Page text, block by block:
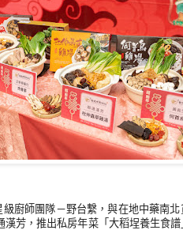
廚師團隊－野台繫，與在地中藥南北
芳，推出私房年菜「大稻埕養生食譜